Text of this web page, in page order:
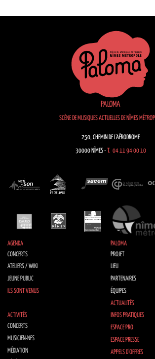
PALOMA
SCÈNE DE MUSIQUES ACTUELLES DE NÎMES
250, CHEMIN DE L’AÉRODROME
30000 NÎMES - T. 04 11 94 00 10
AGENDA
CONCERTS
ATELIERS / WIKI
JEUNE PUBLIC
ILS SONT VENUS
PALOMA
PROJET
LIEU
PARTENAIRES
ÉQUIPES
ACTUALITÉS
ACTIVITÉS
CONCERTS
MUSICIEN·NES
MÉDIATION
INFOS PRATIQUES
ESPACE PRO
ESPACE PRESSE
APPELS D’OFFRES